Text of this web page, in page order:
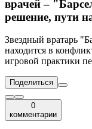
врачей –
решение, пути
Звездный вратарь
находится в
игровой практики
Поделиться
0
комментарии